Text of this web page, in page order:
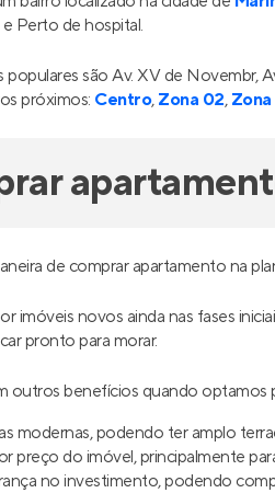
Perto de hospital.
populares são Av. XV de Novembr,
próximos: Centro, Zona 02,
de comprar apartamento na
imóveis novos ainda nas fases
pronto para morar.
outros benefícios quando optamos
modernas, podendo ter amplo
preço do imóvel, principalmente
no investimento, podendo